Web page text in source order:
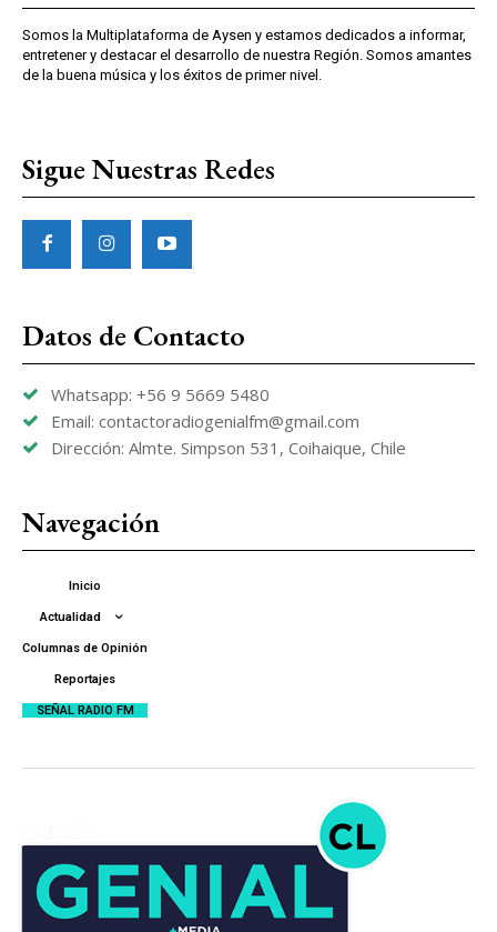
Somos la Multiplataforma de Aysen y estamos dedicados a informar,
entretener y destacar el desarrollo de nuestra Región. Somos amantes
de la buena música y los éxitos de primer nivel.
Sigue Nuestras Redes
Datos de Contacto
Whatsapp: +56 9 5669 5480
Email: contactoradiogenialfm@gmail.com
Dirección: Almte. Simpson 531, Coihaique, Chile
Navegación
Inicio
Actualidad
Columnas de Opinión
Reportajes
SEÑAL RADIO FM